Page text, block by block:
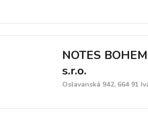
NOTES
s.r.o.
Oslavanská 942, 664 91